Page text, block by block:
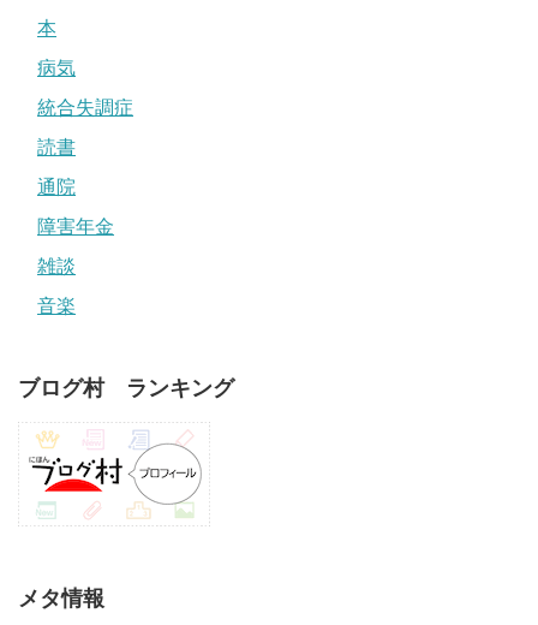
本
病気
統合失調症
読書
通院
障害年金
雑談
音楽
ブログ村 ランキング
メタ情報